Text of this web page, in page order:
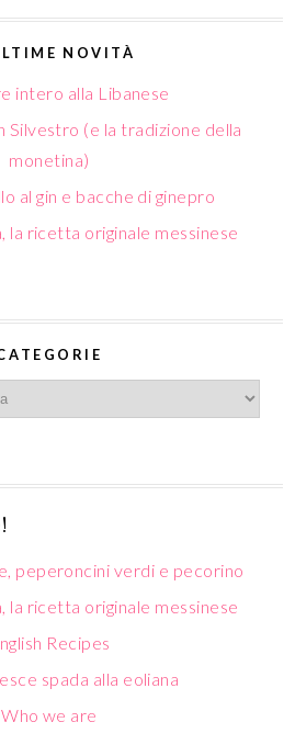
NOVITÀ
intero alla Libanese
Silvestro (e la tradizione della
monetina)
al gin e bacche di ginepro
la ricetta originale messinese
peperoncini verdi e pecorino
la ricetta originale messinese
Recipes
spada alla eoliana
Who we are